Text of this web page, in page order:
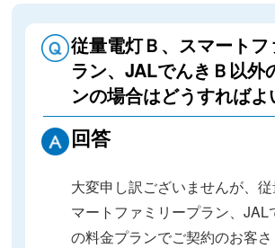
従量電灯Ｂ、スマート
ラン、JALでんきＢ以外
ンの場合はどうすればよ
回答
大変申し訳ございませんが、
マートファミリープラン、JAL
の料金プランでご契約のお客